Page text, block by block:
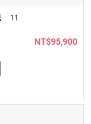
11
NT$95,900